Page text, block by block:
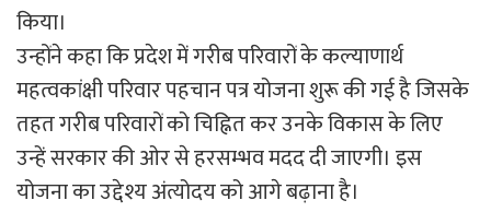
किया।
उन्होंने कहा कि प्रदेश में गरीब परिवारों के कल्याणार्थ
महत्वकांक्षी परिवार पहचान पत्र योजना शुरू की गई है जिसके
तहत गरीब परिवारों को चिह्नित कर उनके विकास के लिए
उन्हें सरकार की ओर से हरसम्भव मदद दी जाएगी। इस
योजना का उद्देश्य अंत्योदय को आगे बढ़ाना है।